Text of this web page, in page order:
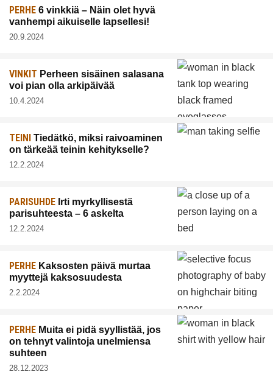
PERHE 6 vinkkiä – Näin olet hyvä
vanhempi aikuiselle lapsellesi!
20.9.2024
VINKIT Perheen sisäinen salasana
voi pian olla arkipäivää
10.4.2024
TEINI Tiedätkö, miksi raivoaminen
on tärkeää teinin kehitykselle?
12.2.2024
PARISUHDE Irti myrkyllisestä
parisuhteesta – 6 askelta
12.2.2024
PERHE Kaksosten päivä murtaa
myyttejä kaksosuudesta
2.2.2024
PERHE Muita ei pidä syyllistää, jos
on tehnyt valintoja unelmiensa
suhteen
28.12.2023